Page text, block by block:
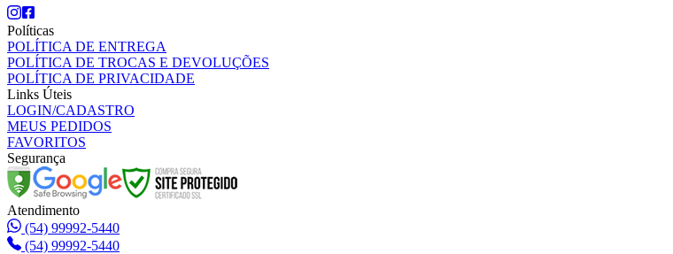
Políticas
POLÍTICA DE ENTREGA
POLÍTICA DE TROCAS E DEVOLUÇÕES
POLÍTICA DE PRIVACIDADE
Links Úteis
LOGIN/CADASTRO
MEUS PEDIDOS
FAVORITOS
Segurança
Atendimento
(54) 99992-5440
(54) 99992-5440